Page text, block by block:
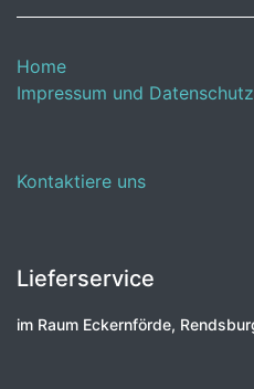
Home
Impressum und Datenschutz
Kontaktiere uns
Lieferservice
im Raum Eckernförde,